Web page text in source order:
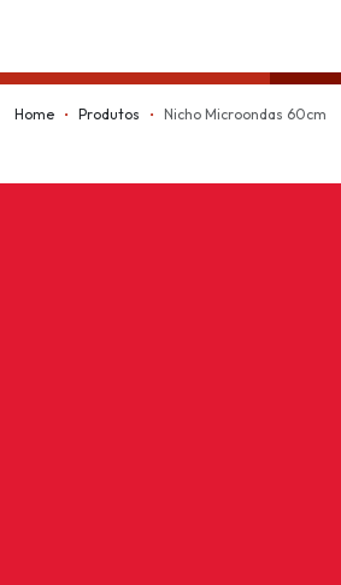
Home Produtos Nicho Microondas 60cm